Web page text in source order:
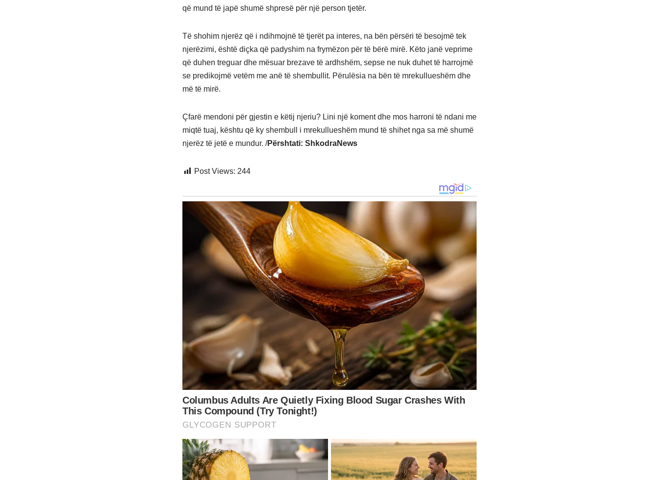
që mund të japë shumë shpresë për një person tjetër.
Të shohim njerëz që i ndihmojnë të tjerët pa interes, na bën përsëri të besojmë tek
njerëzimi, është diçka që padyshim na frymëzon për të bërë mirë. Këto janë veprime
që duhen treguar dhe mësuar brezave të ardhshëm, sepse ne nuk duhet të harrojmë
se predikojmë vetëm me anë të shembullit. Përulësia na bën të mrekullueshëm dhe
më të mirë.
Çfarë mendoni për gjestin e këtij njeriu? Lini një koment dhe mos harroni të ndani me
miqtë tuaj, kështu që ky shembull i mrekullueshëm mund të shihet nga sa më shumë
njerëz të jetë e mundur. /Përshtati: ShkodraNews
Post Views: 244